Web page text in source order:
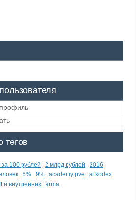
тегов
за 100 рублей 2 млрд рублей
2016
6% 9% academy pve
ai kodex
и внутренних
arma